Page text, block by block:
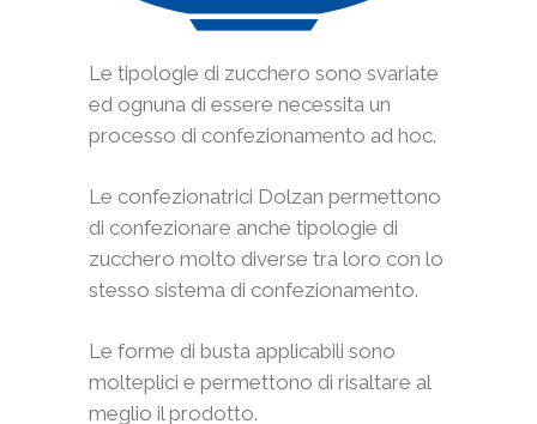
Le tipologie di zucchero sono svariate
ed ognuna di essere necessita un
processo di confezionamento ad hoc.
Le confezionatrici Dolzan permettono
di confezionare anche tipologie di
zucchero molto diverse tra loro con lo
stesso sistema di confezionamento.
Le forme di busta applicabili sono
molteplici e permettono di risaltare al
meglio il prodotto.